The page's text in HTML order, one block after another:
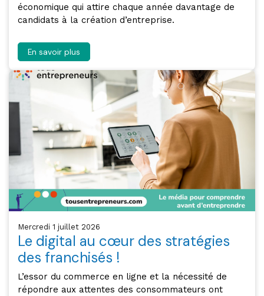
économique qui attire chaque année davantage de
candidats à la création d’entreprise.
En savoir plus
mercredi 1 juillet 2026
Le digital au cœur des stratégies
des franchisés !
L’essor du commerce en ligne et la nécessité de
répondre aux attentes des consommateurs ont